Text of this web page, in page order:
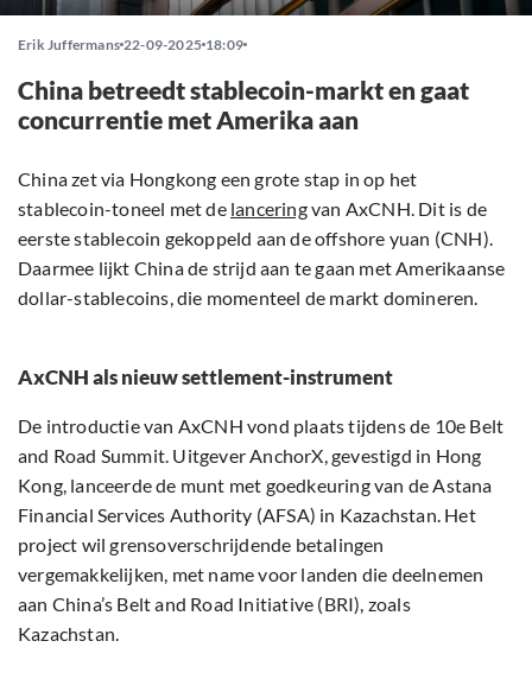
Erik Juffermans 22-09-2025 18:09
China betreedt stablecoin-markt en gaat
concurrentie met Amerika aan
China zet via Hongkong een grote stap in op het
stablecoin-toneel met de lanceringvan AxCNH. Dit is de
eerste stablecoin gekoppeld aan de offshore yuan (CNH).
Daarmee lijkt China de strijd aan te gaan met Amerikaanse
dollar-stablecoins, die momenteel de markt domineren.
AxCNH als nieuw settlement-instrument
De introductie van AxCNH vond plaats tijdens de 10e Belt
and Road Summit. Uitgever AnchorX, gevestigd in Hong
Kong, lanceerde de munt met goedkeuring van de Astana
Financial Services Authority (AFSA) in Kazachstan. Het
project wil grensoverschrijdende betalingen
vergemakkelijken, met name voor landen die deelnemen
aan China’s Belt and Road Initiative (BRI), zoals
Kazachstan.